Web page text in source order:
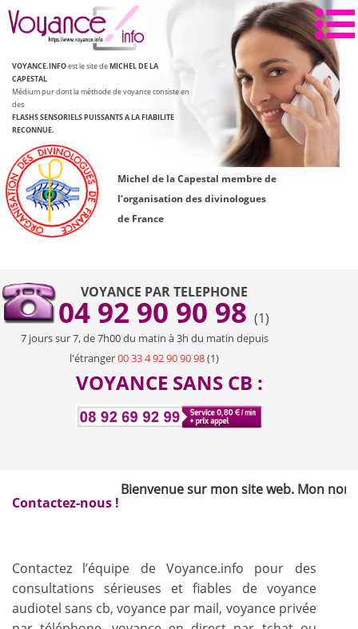
Aller
au
VOYANCE.INFOest le site deMICHEL DE LA
CAPESTAL
Médium pur dont la méthode de voyance consiste en
des
FLASHS SENSORIELS PUISSANTSA LA FIABILITE
RECONNUE.
Michel de la Capestal membre de
l’organisation des divinologues
de France
VOYANCE PAR TELEPHONE
04 92 90 90 98 (1)
7 jours sur 7, de 7h00 du matin à 3h du matin depuis
l'étranger00 33 4 92 90 90 98(1)
VOYANCE SANS CB :
Bienvenue sur mon site web. Mon nom
Contactez-nous !
Contactez l’équipe de Voyance.info pour des
consultations sérieuses et fiables de voyance
audiotel sans cb, voyance par mail, voyance privée